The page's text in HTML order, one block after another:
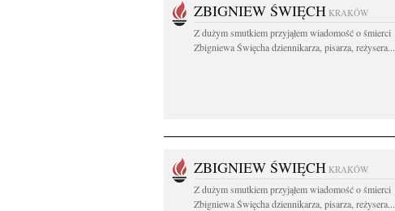
ZBIGNIEW ŚWIĘCH KRAKÓW
Z dużym smutkiem przyjąłem wiadomość o śmierci
Zbigniewa Święcha dziennikarza, pisarza, reżysera...
ZBIGNIEW ŚWIĘCH KRAKÓW
Z dużym smutkiem przyjąłem wiadomość o śmierci
Zbigniewa Święcha dziennikarza, pisarza, reżysera...